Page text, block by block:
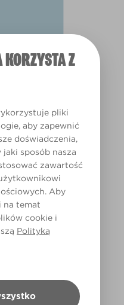
KORZYSTA Z
pliki
aby zapewnić
doświadczenia,
sposób nasza
zawartość
Aby
na temat
cookie i
Polityką